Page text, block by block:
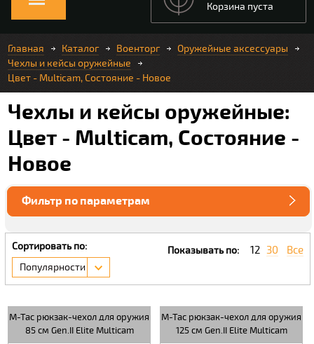
Корзина пуста
Главная Каталог Военторг
Оружейные аксессуары
Чехлы и кейсы оружейные
Цвет - Multicam, Состояние - Новое
Чехлы и кейсы оружейные:
Цвет - Multicam, Состояние -
Новое
Фильтр по параметрам
Сортировать по:
Популярности
Показывать по: 12 30 Все
M-Tac рюкзак-чехол для оружия
85 см Gen.II Elite Multicam
M-Tac рюкзак-чехол для оружия
125 см Gen.II Elite Multicam